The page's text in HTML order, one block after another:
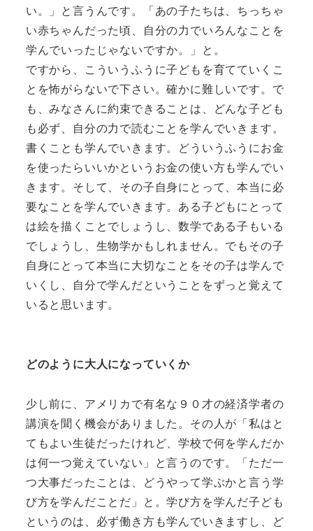
い。」と言うんです。「あの子たちは、ちっちゃ
い赤ちゃんだった頃、自分の力でいろんなことを
学んでいったじゃないですか。」と。
ですから、こういうふうに子どもを育てていくこ
とを怖がらないで下さい。確かに難しいです。で
も、みなさんに約束できることは、どんな子ども
も必ず、自分の力で読むことを学んでいきます。
書くことも学んでいきます。どういうふうにお金
を使ったらいいかというお金の使い方も学んでい
きます。そして、その子自身にとって、本当に必
要なことを学んでいきます。ある子どもにとって
は絵を描くことでしょうし、数学である子もいる
でしょうし、生物学かもしれません。でもその子
自身にとって本当に大切なことをその子は学んで
いくし、自分で学んだということをずっと覚えて
いると思います。
どのように大人になっていくか
少し前に、アメリカで有名な９０才の経済学者の
講演を聞く機会がありました。その人が「私はと
てもよい生徒だったけれど、学校で何を学んだか
は何一つ覚えていない」と言うのです。「ただ一
つ大事だったことは、どうやって学ぶかと言う学
び方を学んだことだ」と。学び方を学んだ子ども
というのは、必ず働き方も学んでいきますし、ど